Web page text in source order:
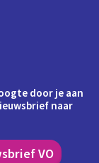
door je aan
naar
VO